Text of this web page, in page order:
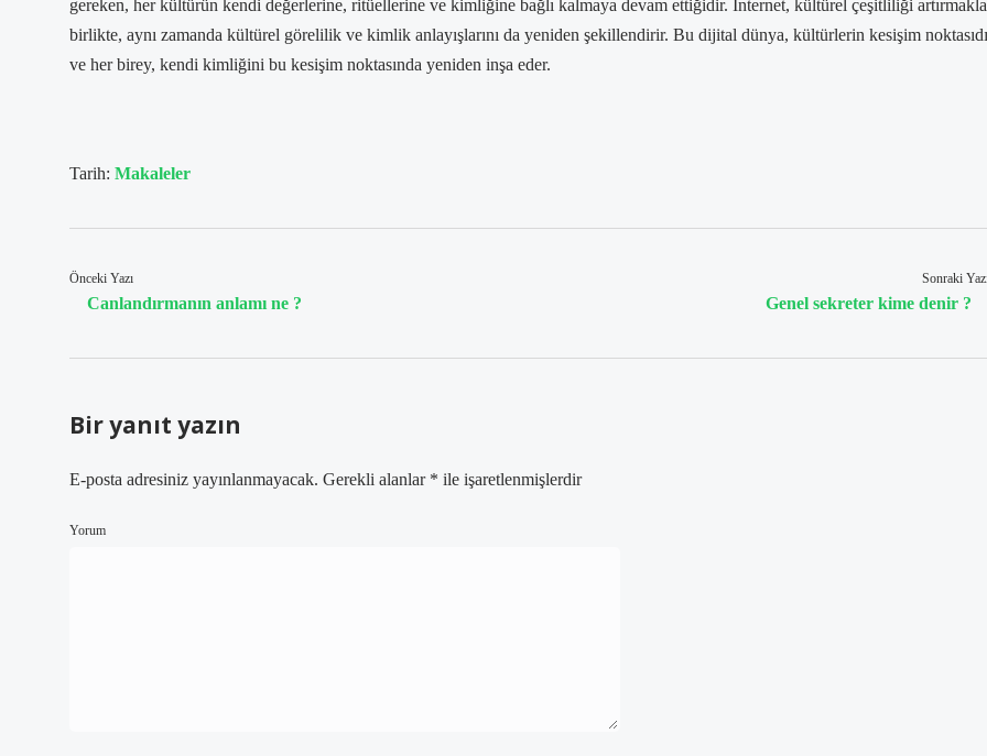
gereken, her kültürün kendi değerlerine, ritüellerine ve kimliğine bağlı kalmaya devam ettiğidir. İnternet, kültürel çeşitliliği artırmakla
birlikte, aynı zamanda kültürel görelilik ve kimlik anlayışlarını da yeniden şekillendirir. Bu dijital dünya, kültürlerin kesişim
ve her birey, kendi kimliğini bu kesişim noktasında yeniden inşa eder.
Tarih: Makaleler
Önceki Yazı
Canlandırmanın anlamı ne ?
Sonraki
Genel sekreter kime denir ?
Bir yanıt yazın
E-posta adresiniz yayınlanmayacak. Gerekli alanlar * ile işaretlenmişlerdir
Yorum